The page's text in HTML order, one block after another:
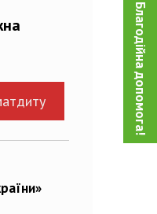
Благодійна допомога!